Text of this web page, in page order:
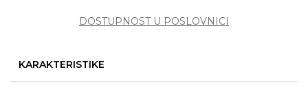
DOSTUPNOST U POSLOVNICI
KARAKTERISTIKE